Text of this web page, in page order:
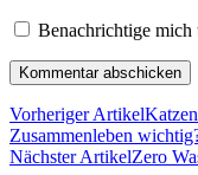
Benachrichtige
Vorheriger Artikel
Zusammenleben
Nächster ArtikelZero